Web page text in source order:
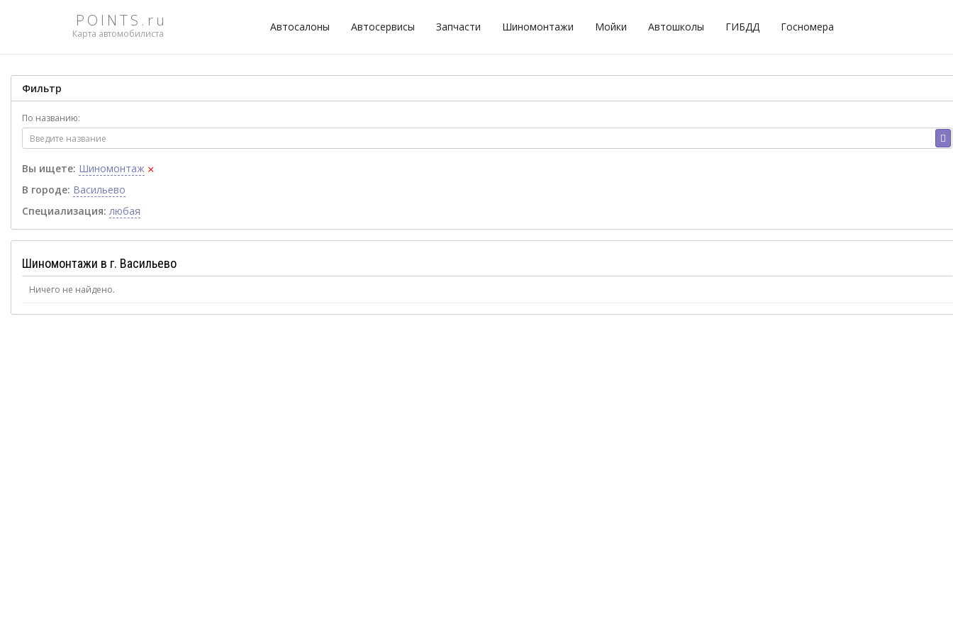
POINTS.ru
Карта автомобилиста
Автосалоны Автосервисы Запчасти Шиномонтажи Мойки Автошколы ГИБДД Госномера
Фильтр
По названию:
Вы ищете: Шиномонтаж ×
В городе: Васильево
Специализация: любая
Шиномонтажи в г. Васильево
Ничего не найдено.